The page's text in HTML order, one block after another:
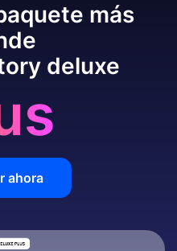
más
deluxe
ahora